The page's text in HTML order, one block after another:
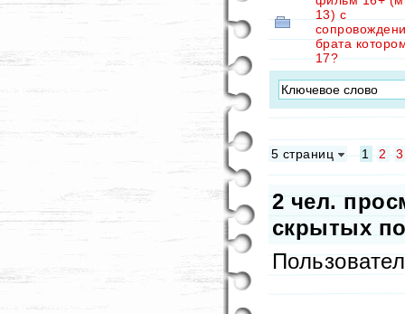
13) с
брата
17?
5 страниц 1 2 3
2 чел.
скрытых